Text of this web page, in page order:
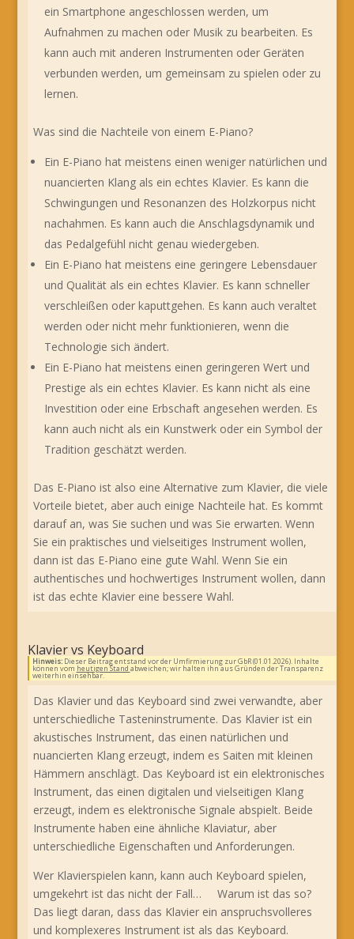
ein Smartphone angeschlossen werden, um
Aufnahmen zu machen oder Musik zu bearbeiten. Es
kann auch mit anderen Instrumenten oder Geräten
verbunden werden, um gemeinsam zu spielen oder zu
lernen.
Was sind die Nachteile von einem E-Piano?
Ein E-Piano hat meistens einen weniger natürlichen und
nuancierten Klang als ein echtes Klavier. Es kann die
Schwingungen und Resonanzen des Holzkorpus nicht
nachahmen. Es kann auch die Anschlagsdynamik und
das Pedalgefühl nicht genau wiedergeben.
Ein E-Piano hat meistens eine geringere Lebensdauer
und Qualität als ein echtes Klavier. Es kann schneller
verschleißen oder kaputtgehen. Es kann auch veraltet
werden oder nicht mehr funktionieren, wenn die
Technologie sich ändert.
Ein E-Piano hat meistens einen geringeren Wert und
Prestige als ein echtes Klavier. Es kann nicht als eine
Investition oder eine Erbschaft angesehen werden. Es
kann auch nicht als ein Kunstwerk oder ein Symbol der
Tradition geschätzt werden.
Das E-Piano ist also eine Alternative zum Klavier, die viele
Vorteile bietet, aber auch einige Nachteile hat. Es kommt
darauf an, was Sie suchen und was Sie erwarten. Wenn
Sie ein praktisches und vielseitiges Instrument wollen,
dann ist das E-Piano eine gute Wahl. Wenn Sie ein
authentisches und hochwertiges Instrument wollen, dann
ist das echte Klavier eine bessere Wahl.
Klavier vs Keyboard
Hinweis:Dieser Beitrag entstand vor der Umfirmierung zur GbR (01.01.2026). Inhalte
können vom heutigen Stand abweichen; wir halten ihn aus Gründen der Transparenz
weiterhin einsehbar.
Das Klavier und das Keyboard sind zwei verwandte, aber
unterschiedliche Tasteninstrumente. Das Klavier ist ein
akustisches Instrument, das einen natürlichen und
nuancierten Klang erzeugt, indem es Saiten mit kleinen
Hämmern anschlägt. Das Keyboard ist ein elektronisches
Instrument, das einen digitalen und vielseitigen Klang
erzeugt, indem es elektronische Signale abspielt. Beide
Instrumente haben eine ähnliche Klaviatur, aber
unterschiedliche Eigenschaften und Anforderungen.
Wer Klavierspielen kann, kann auch Keyboard spielen,
umgekehrt ist das nicht der Fall… Warum ist das so?
Das liegt daran, dass das Klavier ein anspruchsvolleres
und komplexeres Instrument ist als das Keyboard.